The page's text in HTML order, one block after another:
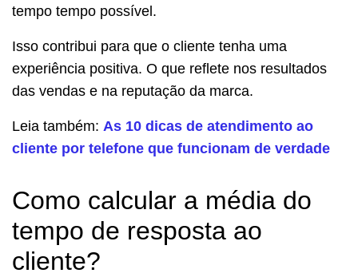
tempo tempo possível.
Isso contribui para que o cliente tenha uma
experiência positiva. O que reflete nos resultados
das vendas e na reputação da marca.
Leia também: As 10 dicas de atendimento ao
cliente por telefone que funcionam de verdade
Como calcular a média do
tempo de resposta ao
cliente?